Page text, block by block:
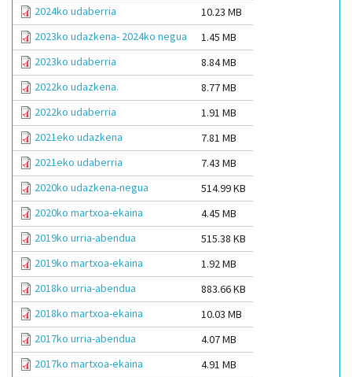
2024ko udaberria
10.23 MB
2023ko udazkena- 2024ko negua
1.45 MB
2023ko udaberria
8.84 MB
2022ko udazkena.
8.77 MB
2022ko udaberria
1.91 MB
2021eko udazkena
7.81 MB
2021eko udaberria
7.43 MB
2020ko udazkena-negua
514.99 KB
2020ko martxoa-ekaina
4.45 MB
2019ko urria-abendua
515.38 KB
2019ko martxoa-ekaina
1.92 MB
2018ko urria-abendua
883.66 KB
2018ko martxoa-ekaina
10.03 MB
2017ko urria-abendua
4.07 MB
2017ko martxoa-ekaina
4.91 MB